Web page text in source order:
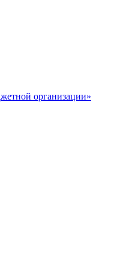
организации»